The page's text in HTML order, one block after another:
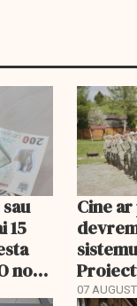
15
nouă
Cine
07